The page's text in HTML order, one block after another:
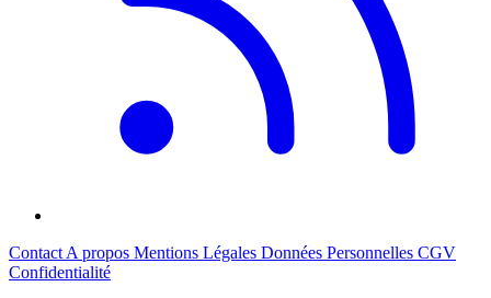
Contact A propos Mentions Légales Données Personnelles CGV
Confidentialité